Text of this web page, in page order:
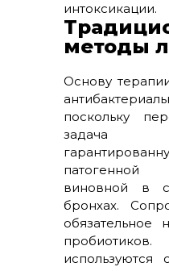
интоксикации.
методы
Основу
поскольку
задача
виновной в
бронхах.
обязательное
используются